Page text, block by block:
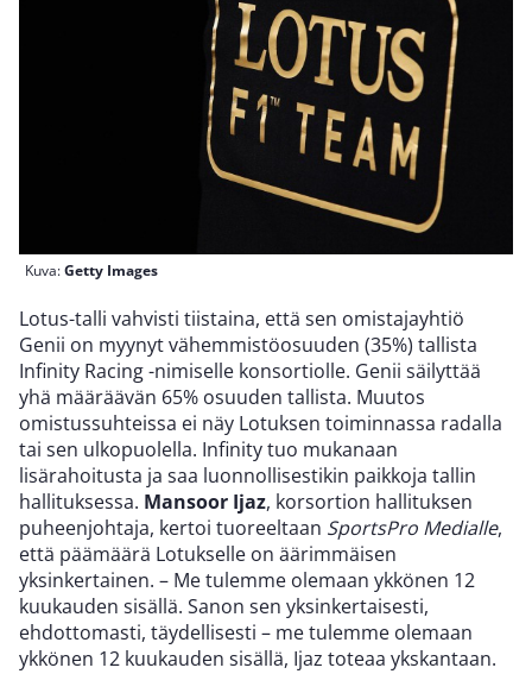
Kuva:Getty Images
Lotus-talli vahvisti tiistaina, että sen omistajayhtiö
Genii on myynyt vähemmistöosuuden (35%) tallista
Infinity Racing -nimiselle konsortiolle. Genii säilyttää
yhä määräävän 65% osuuden tallista. Muutos
omistussuhteissa ei näy Lotuksen toiminnassa radalla
tai sen ulkopuolella. Infinity tuo mukanaan
lisärahoitusta ja saa luonnollisestikin paikkoja tallin
hallituksessa. Mansoor Ijaz, korsortion hallituksen
puheenjohtaja, kertoi tuoreeltaan SportsPro Medialle,
että päämäärä Lotukselle on äärimmäisen
yksinkertainen. – Me tulemme olemaan ykkönen 12
kuukauden sisällä. Sanon sen yksinkertaisesti,
ehdottomasti, täydellisesti – me tulemme olemaan
ykkönen 12 kuukauden sisällä, Ijaz toteaa ykskantaan.